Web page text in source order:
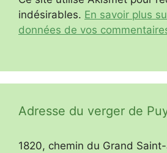
indésirables. En savoir plus
données de vos
Adresse du verger de
1820, chemin du Grand